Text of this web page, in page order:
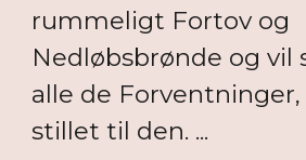
rummeligt Fortov og
Nedløbsbrønde og vil
alle de
stillet til den. ...